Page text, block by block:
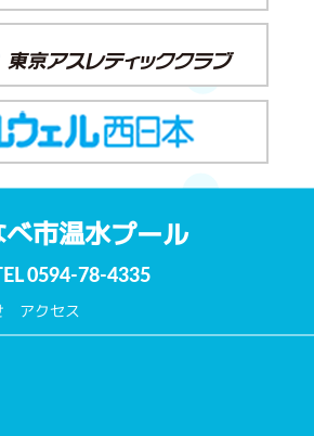
べ市温水プール
0594-78-4335
アクセス